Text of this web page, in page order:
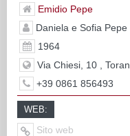
Emidio Pepe
Daniela e Sofia Pepe
1964
Via Chiesi, 10 ,
+39 0861 856493
WEB:
Sito web